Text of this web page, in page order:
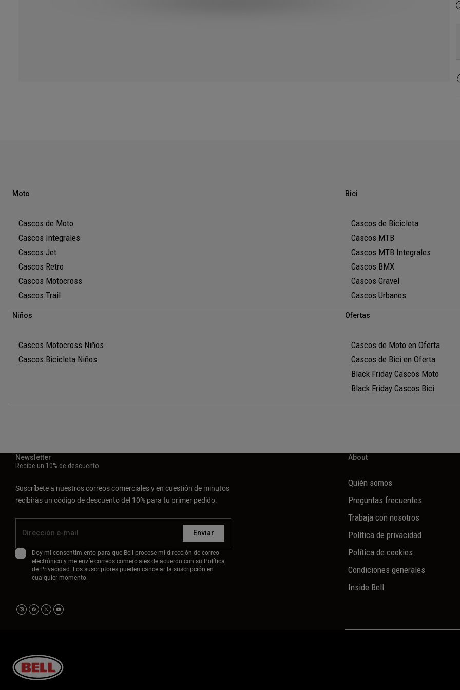
Moto
Cascos de Moto
Cascos Integrales
Cascos Jet
Cascos Retro
Cascos Motocross
Cascos Trail
Bici
Cascos de Bicicleta
Cascos MTB
Cascos MTB Integrales
Cascos BMX
Cascos Gravel
Cascos Urbanos
Niños
Cascos Motocross Niños
Cascos Bicicleta Niños
Ofertas
Cascos de Moto en Oferta
Cascos de Bici en Oferta
Black Friday Cascos Moto
Black Friday Cascos Bici
Newsletter
Recibe un 10% de descuento
Suscríbete a nuestros correos comerciales y en cuestión de minutos
recibirás un código de descuento del 10% para tu primer pedido.
Enviar
Doy mi consentimiento para que Bell procese mi dirección de correo
electrónico y me envíe correos comerciales de acuerdo con su Política
de Privacidad. Los suscriptores pueden cancelar la suscripción en
cualquier momento.
About
Quién somos
Preguntas frecuentes
Trabaja con nosotros
Política de privacidad
Política de cookies
Condiciones generales
Inside Bell